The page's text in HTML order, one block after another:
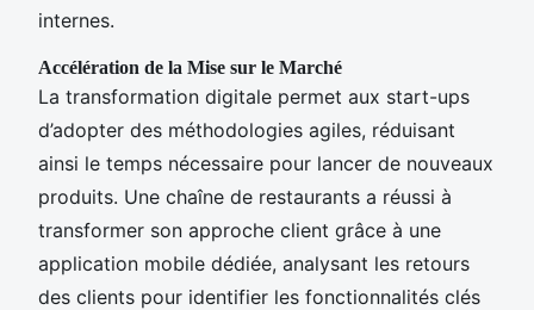
internes.
Accélération de la Mise sur le Marché
La transformation digitale permet aux start-ups
d’adopter des méthodologies agiles, réduisant
ainsi le temps nécessaire pour lancer de nouveaux
produits. Une chaîne de restaurants a réussi à
transformer son approche client grâce à une
application mobile dédiée, analysant les retours
des clients pour identifier les fonctionnalités clés